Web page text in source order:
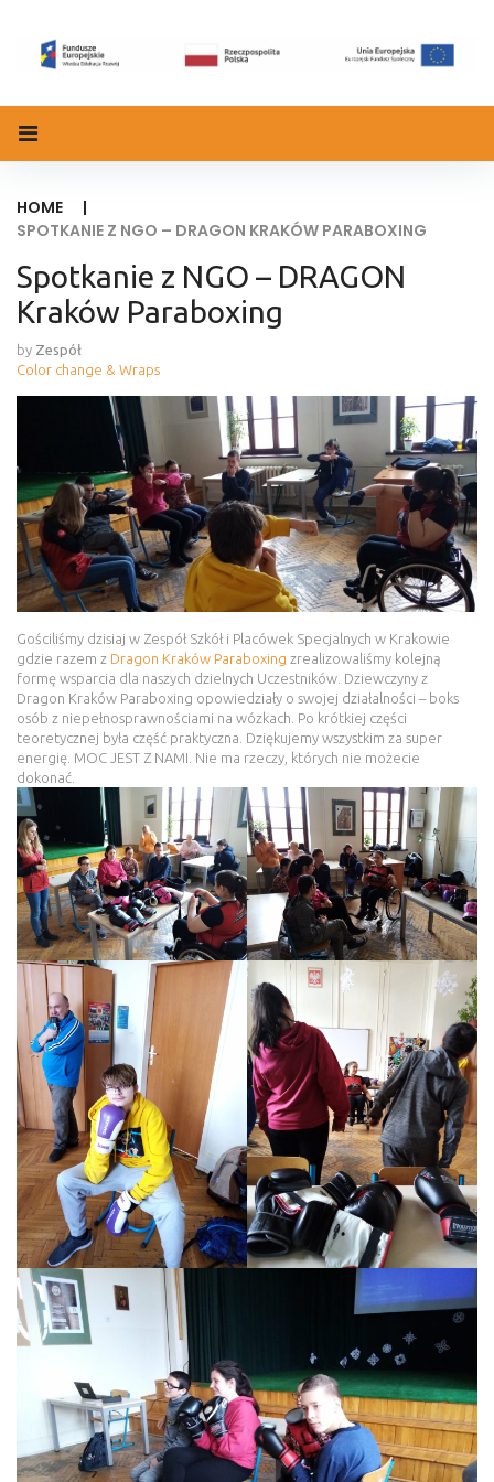
content
HOME
|
SPOTKANIE Z NGO – DRAGON KRAKÓW PARABOXING
Spotkanie z NGO – DRAGON
Kraków Paraboxing
by Zespół
Color change & Wraps
Gościliśmy dzisiaj w Zespół Szkół i Placówek Specjalnych w Krakowie
gdzie razem z Dragon Kraków Paraboxing zrealizowaliśmy kolejną
formę wsparcia dla naszych dzielnych Uczestników. Dziewczyny z
Dragon Kraków Paraboxing opowiedziały o swojej działalności – boks
osób z niepełnosprawnościami na wózkach. Po krótkiej części
teoretycznej była część praktyczna. Dziękujemy wszystkim za super
energię. MOC JEST Z NAMI. Nie ma rzeczy, których nie możecie
dokonać.